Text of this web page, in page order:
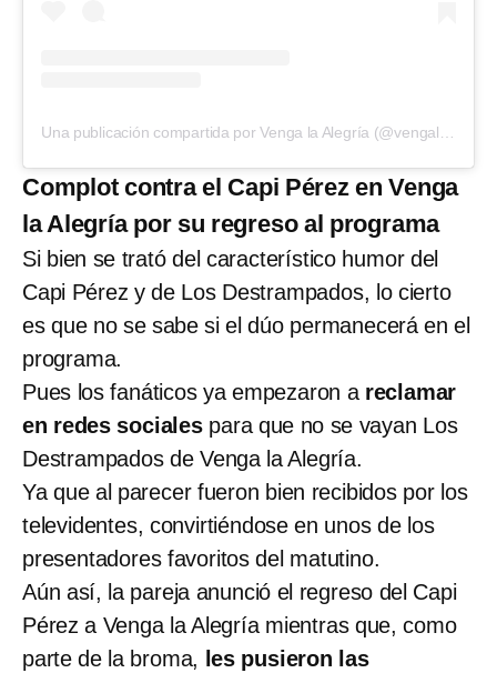
Complot contra el Capi Pérez en Venga
la Alegría por su regreso al programa
Si bien se trató del característico humor del
Capi Pérez y de Los Destrampados, lo cierto
es que no se sabe si el dúo permanecerá en el
programa.
Pues los fanáticos ya empezaron areclamar
en redes socialespara que no se vayan Los
Destrampados de Venga la Alegría.
Ya que al parecer fueron bien recibidos por los
televidentes, convirtiéndose en unos de los
presentadores favoritos del matutino.
Aún así, la pareja anunció el regreso del Capi
Pérez a Venga la Alegría mientras que, como
parte de la broma, les pusieron las